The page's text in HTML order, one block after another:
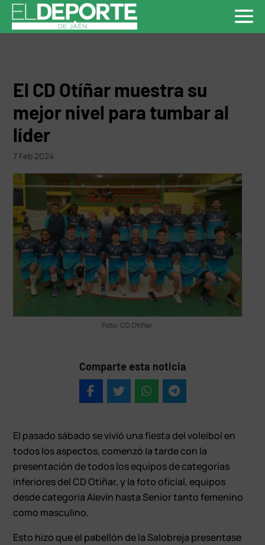
El CD Otíñar muestra su
mejor nivel para tumbar al
líder
7 Feb 2024
Foto: CD Otíñar.
Comparte esta noticia
El pasado sábado se vivió una fiesta del voleibol en
todos los aspectos, comenzó la tarde con la
presentación de todos los equipos de categorías
inferiores del CD Otiñar, y la foto oficial, equipos
desde categoría Alevín hasta Senior tanto femenino
como masculino.
Esto hizo que el pabellón de la Salobreja presentase